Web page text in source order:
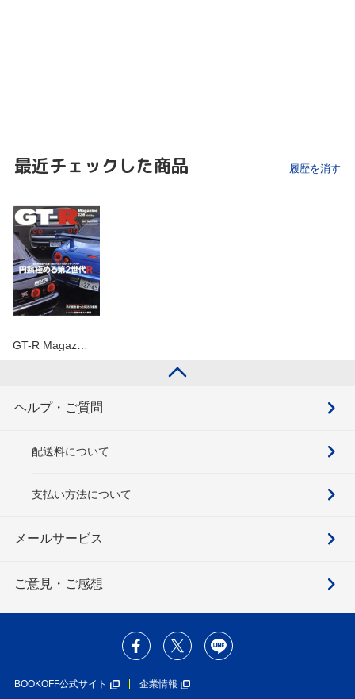
最近チェックした商品 履歴を消す
GT-R Magaz…
ヘルプ・ご質問
配送料について
支払い方法について
メールサービス
ご意見・ご感想
BOOKOFF公式サイト 企業情報